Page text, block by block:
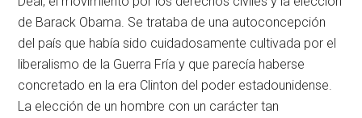
de Barack Obama. Se trataba de una autoconcepción
del país que había sido cuidadosamente cultivada por el
liberalismo de la Guerra Fría y que parecía haberse
concretado en la era Clinton del poder estadounidense.
La elección de un hombre con un carácter tan